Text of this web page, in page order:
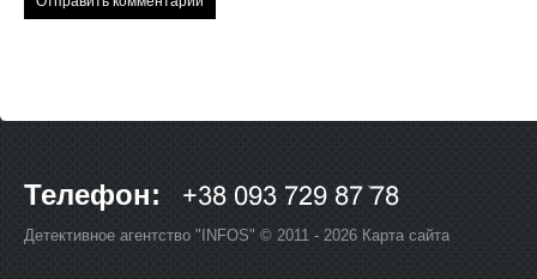
Телефон:
Детективное агентство "INFOS" © 2011 - 2026 Карта сайта